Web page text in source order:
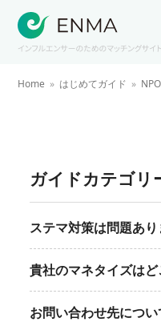
Home » はじめてガイド » NPO
ガイドカテゴリ
ステマ対策は問題あ
貴社のマネタイズは
お問い合わせ先につい